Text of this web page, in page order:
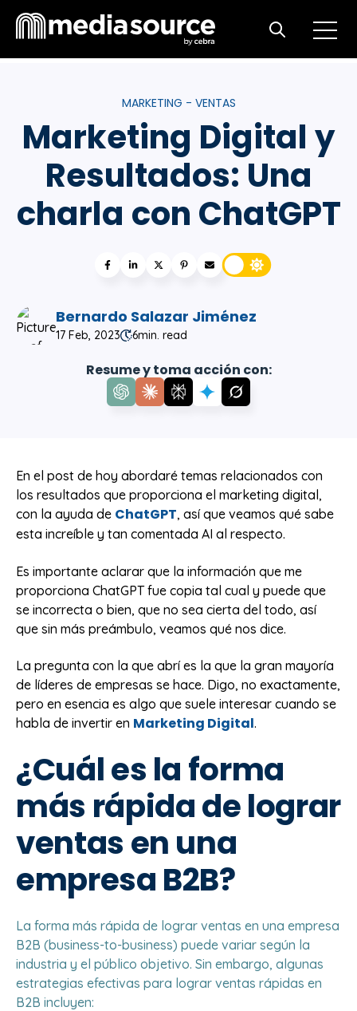
Open
Open search
MARKETING - VENTAS
Marketing Digital y
Resultados: Una
charla con ChatGPT
Bernardo Salazar Jiménez
17 Feb, 2023 6min. read
Resume y toma acción con:
En el post de hoy abordaré temas relacionados con
los resultados que proporciona el marketing digital,
con la ayuda de ChatGPT, así que veamos qué sabe
esta increíble y tan comentada AI al respecto.
Es importante aclarar que la información que me
proporciona ChatGPT fue copia tal cual y puede que
se incorrecta o bien, que no sea cierta del todo, así
que sin más preámbulo, veamos qué nos dice.
La pregunta con la que abrí es la que la gran mayoría
de líderes de empresas se hace. Digo, no exactamente,
pero en esencia es algo que suele interesar cuando se
habla de invertir en Marketing Digital.
¿Cuál es la forma
más rápida de lograr
ventas en una
empresa B2B?
La forma más rápida de lograr ventas en una empresa
B2B (business-to-business) puede variar según la
industria y el público objetivo. Sin embargo, algunas
estrategias efectivas para lograr ventas rápidas en
B2B incluyen: